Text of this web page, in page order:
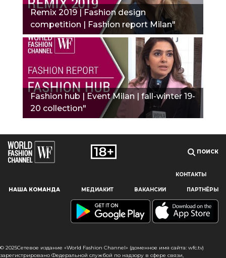
Наш сайт использует файлы cookie и похожие технологии,
чтобы гарантировать максимальное удобство
пользователям, предоставляя персонализированную
информацию, запоминая предпочтения в области
сайта, вы подтверждаете свое согласие на использование
файлов cookie в соответствии с настоящим уведомлением
Remix 2019 | Fashion design
competition | Fashion report Milan"
Fashion hub | Event Milan | fall-winter 19-
20 collection"
ПОИСК
КОНТАКТЫ
НАША КОМАНДА МЕДИАКИТ ВАКАНСИИ ПАРТНЁРЫ
© 2025Сетевое издание «World Fashion Channel» (доменное имя сайта: wfc.tv)
зарегистрировано Федеральной службой по надзору в сфере связи,